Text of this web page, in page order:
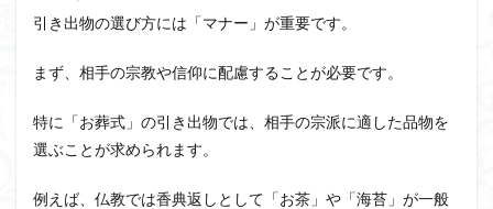
引き出物の選び方には「マナー」が重要です。
まず、相手の宗教や信仰に配慮することが必要です。
特に「お葬式」の引き出物では、相手の宗派に適した品物を
選ぶことが求められます。
例えば、仏教では香典返しとして「お茶」や「海苔」が一般